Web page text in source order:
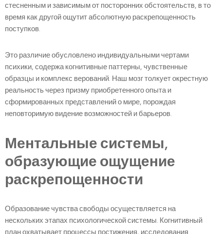
стесненным и зависимым от посторонних обстоятельств, в то
время как другой ощутит абсолютную раскрепощенность
поступков.
Это различие обусловлено индивидуальными чертами
психики, содержа когнитивные паттерны, чувственные
образцы и комплекс верований. Наш мозг толкует окрестную
реальность через призму приобретенного опыта и
сформированных представлений о мире, порождая
неповторимую видение возможностей и барьеров.
Ментальные системы,
образующие ощущение
раскрепощенности
Образование чувства свободы осуществляется на
нескольких этапах психологической системы. Когнитивный